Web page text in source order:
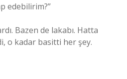
edebilirim?”
Bazen de lakabı. Hatta
o kadar basitti her şey.